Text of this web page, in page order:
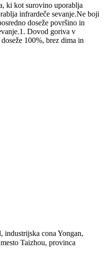
ki kot surovino uporablja
infrardeče sevanje.Ne boji
doseže površino in
Dovod goriva v
100%, brez dima in
industrijska cona Yongan,
Taizhou, provinca